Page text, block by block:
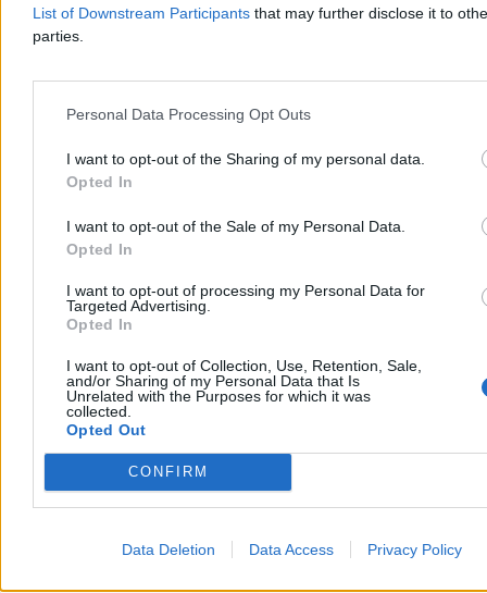
List of Downstream Participants that may further disclose it to
parties.
Personal Data Processing Opt Outs
I want to opt-out of the Sharing of my personal data.
Opted In
I want to opt-out of the Sale of my Personal Data.
Opted In
I want to opt-out of processing my Personal Data for
Targeted Advertising.
Opted In
I want to opt-out of Collection, Use, Retention, Sale,
and/or Sharing of my Personal Data that Is
Unrelated with the Purposes for which it was
collected.
Opted Out
CONFIRM
Data Deletion Data Access Privacy Policy
Reklama
Kraj